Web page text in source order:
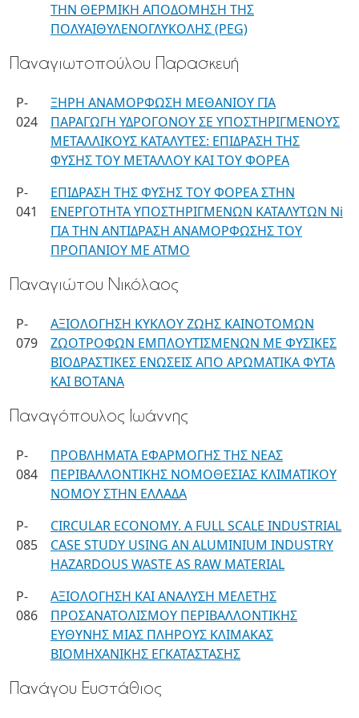
THN ΘΕΡΜΙΚΗ ΑΠΟΔΟΜΗΣΗ ΤΗΣ
ΠΟΛΥΑΙΘΥΛΕΝΟΓΛΥΚΟΛΗΣ (PEG)
Παναγιωτοπούλου Παρασκευή
P-
024
ΞΗΡΗ ΑΝΑΜΟΡΦΩΣΗ ΜΕΘΑΝΙΟΥ ΓΙΑ
ΠΑΡΑΓΩΓΗ ΥΔΡΟΓΟΝΟΥ ΣΕ ΥΠΟΣΤΗΡΙΓΜΕΝΟΥΣ
ΜΕΤΑΛΛΙΚΟΥΣ ΚΑΤΑΛΥΤΕΣ: ΕΠΙΔΡΑΣΗ ΤΗΣ
ΦΥΣΗΣ ΤΟΥ ΜΕΤΑΛΛΟΥ ΚΑΙ ΤΟΥ ΦΟΡΕΑ
P-
041
ΕΠΙΔΡΑΣΗ ΤΗΣ ΦΥΣΗΣ ΤΟΥ ΦΟΡΕΑ ΣΤΗΝ
ΕΝΕΡΓΟΤΗΤΑ ΥΠΟΣΤΗΡΙΓΜΕΝΩΝ ΚΑΤΑΛΥΤΩΝ Ni
ΓΙΑ ΤΗΝ ΑΝΤΙΔΡΑΣΗ ΑΝΑΜΟΡΦΩΣΗΣ ΤΟΥ
ΠΡΟΠΑΝΙΟΥ ΜΕ ΑΤΜΟ
Παναγιώτου Νικόλαος
P-
079
ΑΞΙΟΛΟΓΗΣΗ ΚΥΚΛΟΥ ΖΩΗΣ ΚΑΙΝΟΤΟΜΩΝ
ΖΩΟΤΡΟΦΩΝ ΕΜΠΛΟΥΤΙΣΜΕΝΩΝ ΜΕ ΦΥΣΙΚΕΣ
ΒΙΟΔΡΑΣΤΙΚΕΣ ΕΝΩΣΕΙΣ ΑΠΟ ΑΡΩΜΑΤΙΚΑ ΦΥΤΑ
ΚΑΙ ΒΟΤΑΝΑ
Παναγόπουλος Ιωάννης
P-
084
ΠΡΟΒΛΗΜΑΤΑ ΕΦΑΡΜΟΓΗΣ ΤΗΣ ΝΕΑΣ
ΠΕΡΙΒΑΛΛΟΝΤΙΚΗΣ ΝΟΜΟΘΕΣΙΑΣ ΚΛΙΜΑΤΙΚΟΥ
ΝΟΜΟΥ ΣΤΗΝ ΕΛΛΑΔΑ
P-
085
CIRCULAR ECONOMY. A FULL SCALE INDUSTRIAL
CASE STUDY USING AN ALUMINIUM INDUSTRY
HAZARDOUS WASTE AS RAW MATERIAL
P-
086
ΑΞΙΟΛΟΓΗΣΗ ΚΑΙ ΑΝΑΛΥΣΗ MEΛΕΤΗΣ
ΠΡΟΣΑΝΑΤΟΛΙΣΜΟΥ ΠΕΡΙΒΑΛΛΟΝΤΙΚΗΣ
ΕΥΘΥΝΗΣ ΜΙΑΣ ΠΛΗΡΟΥΣ ΚΛΙΜΑΚΑΣ
ΒΙΟΜΗΧΑΝΙΚΗΣ ΕΓΚΑΤΑΣΤΑΣΗΣ
Πανάγου Ευστάθιος